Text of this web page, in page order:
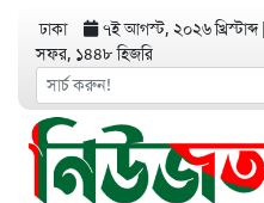
ঢাকা ৭ই আগস্ট, ২০২৬ খ্রিস্টাব্দ
সফর, ১৪৪৮ হিজরি